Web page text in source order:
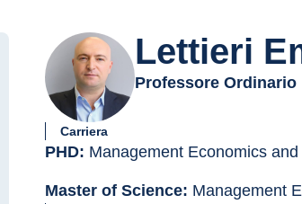
Lettieri
Professore Ordinario
Carriera
PHD: Management Economics
Master of Science: Management